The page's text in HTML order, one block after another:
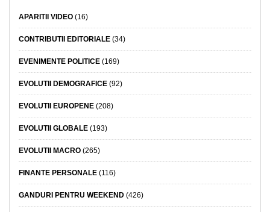
APARITII VIDEO (16)
CONTRIBUTII EDITORIALE (34)
EVENIMENTE POLITICE (169)
EVOLUTII DEMOGRAFICE (92)
EVOLUTII EUROPENE (208)
EVOLUTII GLOBALE (193)
EVOLUTII MACRO (265)
FINANTE PERSONALE (116)
GANDURI PENTRU WEEKEND (426)